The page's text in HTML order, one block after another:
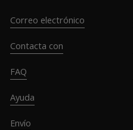
Correo electrónico
Contacta con
FAQ
Ayuda
Envío